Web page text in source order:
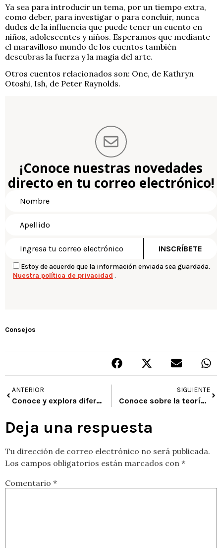
Ya sea para introducir un tema, por un tiempo extra,
como deber, para investigar o para concluir, nunca
dudes de la influencia que puede tener un cuento en
niños, adolescentes y niños. Esperamos que mediante
el maravilloso mundo de los cuentos también
descubras la fuerza y la magia del arte.
Otros cuentos relacionados son: One, de Kathryn
Otoshi, Ish, de Peter Raynolds.
¡Conoce nuestras novedades
directo en tu correo electrónico!
Estoy de acuerdo que la información enviada sea guardada.
Nuestra política de privacidad .
Consejos
ANTERIOR
Conoce y explora diferentes tipos de cuentos sobre arte (III entrega)
SIGUIENTE
Conoce sobre la teoría del color (I entrega)
Deja una respuesta
Tu dirección de correo electrónico no será publicada.
Los campos obligatorios están marcados con *
Comentario *